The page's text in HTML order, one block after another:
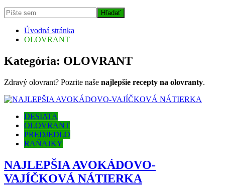
Úvodná stránka
OLOVRANT
Kategória: OLOVRANT
Zdravý olovrant? Pozrite naše najlepšie recepty na olovranty.
DESIATA
OLOVRANT
PREDJEDLO
RAŇAJKY
NAJLEPŠIA AVOKÁDOVO-
VAJÍČKOVÁ NÁTIERKA